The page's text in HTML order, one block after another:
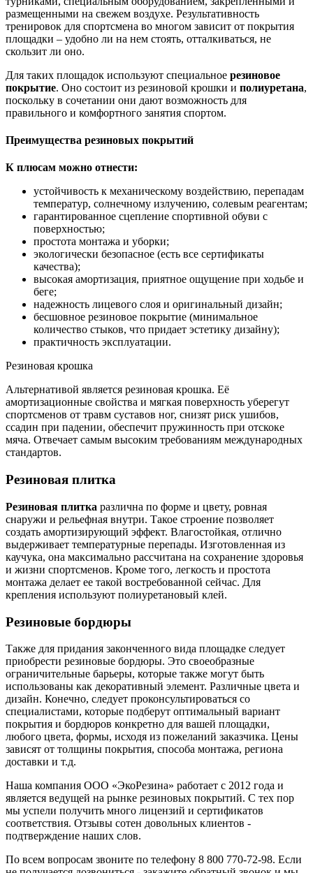
размещенными на свежем воздухе. Результативность
тренировок для спортсмена во многом зависит от покрытия
площадки – удобно ли на нем стоять, отталкиваться, не
скользит ли оно.
Для таких площадок используют специальное резиновое
покрытие. Оно состоит из резиновой крошки и полиуретана,
поскольку в сочетании они дают возможность для
правильного и комфортного занятия спортом.
Преимущества резиновых покрытий
К плюсам можно отнести:
устойчивость к механическому воздействию, перепадам
температур, солнечному излучению, солевым реагентам;
гарантированное сцепление спортивной обуви с
поверхностью;
простота монтажа и уборки;
экологически безопасное (есть все сертификаты
качества);
высокая амортизация, приятное ощущение при ходьбе и
беге;
надежность лицевого слоя и оригинальный дизайн;
бесшовное резиновое покрытие (минимальное
количество стыков, что придает эстетику дизайну);
практичность эксплуатации.
Резиновая крошка
Альтернативой является резиновая крошка. Её
амортизационные свойства и мягкая поверхность уберегут
спортсменов от травм суставов ног, снизят риск ушибов,
ссадин при падении, обеспечит пружинность при отскоке
мяча. Отвечает самым высоким требованиям международных
стандартов.
Резиновая плитка
Резиновая плитка различна по форме и цвету, ровная
снаружи и рельефная внутри. Такое строение позволяет
создать амортизирующий эффект. Влагостойкая, отлично
выдерживает температурные перепады. Изготовленная из
каучука, она максимально рассчитана на сохранение здоровья
и жизни спортсменов. Кроме того, легкость и простота
монтажа делает ее такой востребованной сейчас. Для
крепления используют полиуретановый клей.
Резиновые бордюры
Также для придания законченного вида площадке следует
приобрести резиновые бордюры. Это своеобразные
ограничительные барьеры, которые также могут быть
использованы как декоративный элемент. Различные цвета и
дизайн. Конечно, следует проконсультироваться со
специалистами, которые подберут оптимальный вариант
покрытия и бордюров конкретно для вашей площадки,
любого цвета, формы, исходя из пожеланий заказчика. Цены
зависят от толщины покрытия, способа монтажа, региона
доставки и т.д.
Наша компания ООО «ЭкоРезина» работает с 2012 года и
является ведущей на рынке резиновых покрытий. С тех пор
мы успели получить много лицензий и сертификатов
соответствия. Отзывы сотен довольных клиентов -
подтверждение наших слов.
По всем вопросам звоните по телефону 8 800 770-72-98. Если